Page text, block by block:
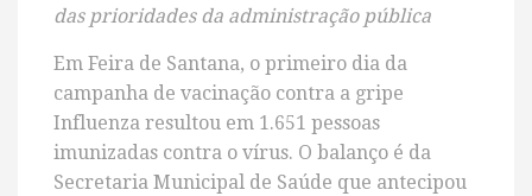
das prioridades da administração pública
Em Feira de Santana, o primeiro dia da
campanha de vacinação contra a gripe
Influenza resultou em 1.651 pessoas
imunizadas contra o vírus. O balanço é da
Secretaria Municipal de Saúde que antecipou